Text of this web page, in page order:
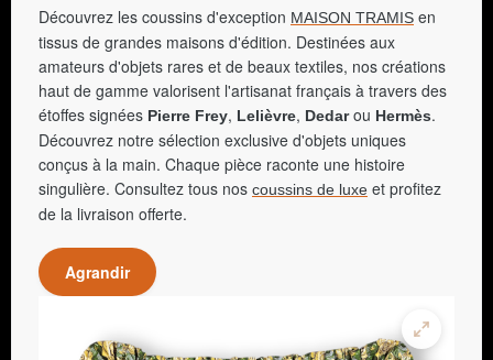
Découvrez les coussins d'exception MAISON TRAMIS en
tissus de grandes maisons d'édition. Destinées aux
amateurs d'objets rares et de beaux textiles, nos créations
haut de gamme valorisent l'artisanat français à travers des
étoffes signées Pierre Frey, Lelièvre, Dedarou Hermès.
Découvrez notre sélection exclusive d'objets uniques
conçus à la main. Chaque pièce raconte une histoire
singulière. Consultez tous nos coussins de luxe et profitez
de la livraison offerte.
Agrandir